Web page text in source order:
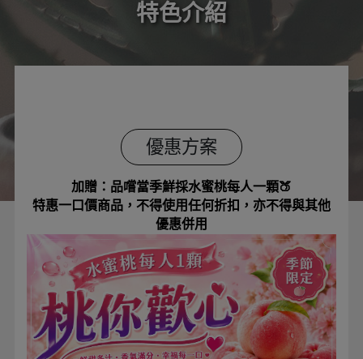
特色介紹
優惠方案
加贈：品嚐當季鮮採水蜜桃每人一顆🍑
特惠一口價商品，不得使用任何折扣，亦不得與其他
優惠併用